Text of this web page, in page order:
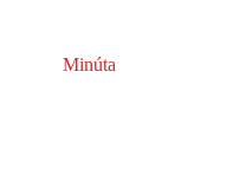
Minúta